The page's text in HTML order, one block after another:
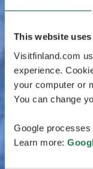
This website
Visitfinland.com
experience.
your computer or
You can change
Google
Learn more: